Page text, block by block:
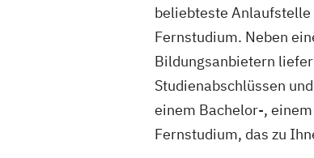
beliebteste
Fernstudium. Neben
Bildungsanbietern
Studienabschlüssen
einem Bachelor-,
Fernstudium, das zu